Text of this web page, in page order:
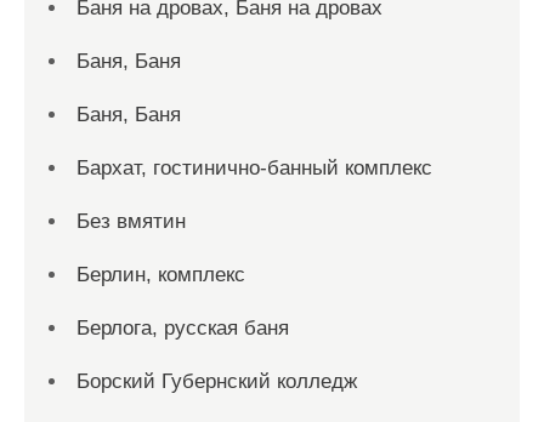
Баня на дровах, Баня на дровах
Баня, Баня
Баня, Баня
Бархат, гостинично-банный комплекс
Без вмятин
Берлин, комплекс
Берлога, русская баня
Борский Губернский колледж